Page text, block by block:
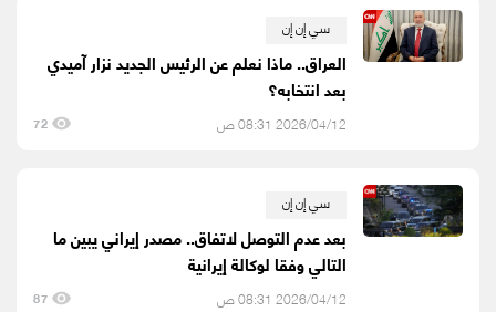
سي إن إن
العراق.. ماذا نعلم عن الرئيس الجديد نزار آميدي
بعد انتخابه؟
2026/04/12 08:31 ص 72
سي إن إن
بعد عدم التوصل لاتفاق.. مصدر إيراني يبين ما
التالي وفقا لوكالة إيرانية
2026/04/12 08:31 ص 87